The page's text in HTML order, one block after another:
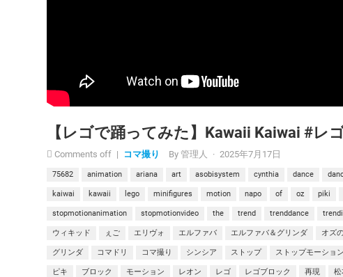
【レゴで踊ってみた】Kawaii Kaiwai #レ
Comments off | コマ撮り By管理人 · 2025年7月17日
75682 animation ariana art asobisystem cynthia dance
kaiwai kawaii lego minifigures motion napo of oz piki
stopmotionanimation stopmotionvideo the trend trenddance
ウィキッド ぇご エリヴォ エルファバ エルファバ＆グリンダ オズ
グリンダ コマドリ コマ撮り シンシア ストップ ストップモーション
ピキ ブロック モーション レオン レゴ レゴブロック 再現 松